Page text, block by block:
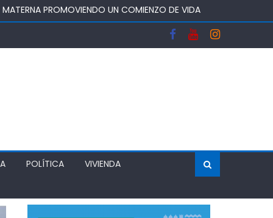
FORTALECERA EL ABASTECIMIENTO DE AGUA
POLÍTICA VIVIENDA